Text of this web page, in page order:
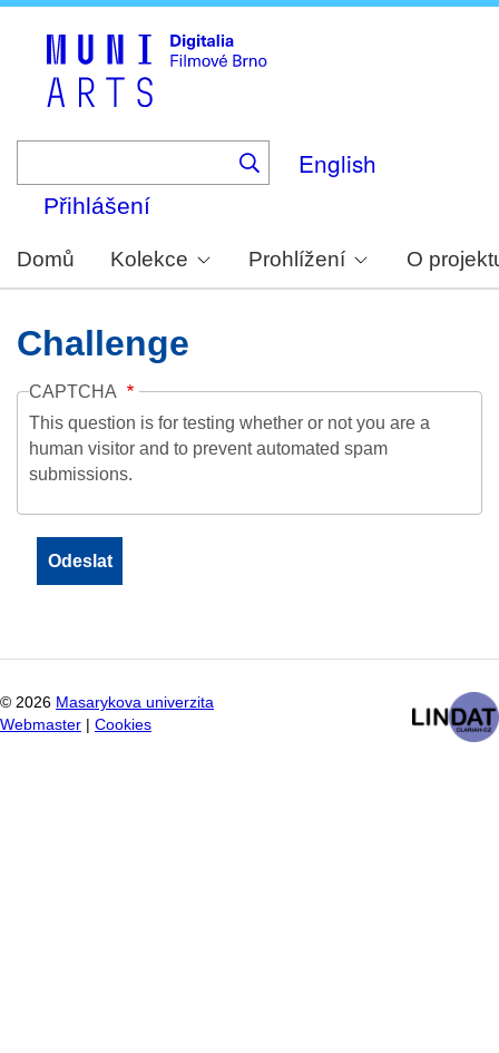
English
Přihlášení
Domů Kolekce Prohlížení O
Challenge
CAPTCHA
This question is for testing whether or not you are a
human visitor and to prevent automated spam
submissions.
© 2026 Masarykova univerzita
Webmaster
Cookies